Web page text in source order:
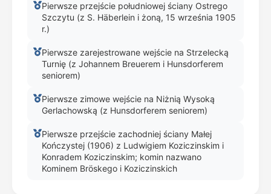
Pierwsze przejście południowej ściany Ostrego
Szczytu (z S. Häberlein i żoną, 15 września 1905
r.)
Pierwsze zarejestrowane wejście na Strzelecką
Turnię (z Johannem Breuerem i Hunsdorferem
seniorem)
Pierwsze zimowe wejście na Niżnią Wysoką
Gerlachowską (z Hunsdorferem seniorem)
Pierwsze przejście zachodniej ściany Małej
Kończystej (1906) z Ludwigiem Koziczinskim i
Konradem Koziczinskim; komin nazwano
Kominem Bröskego i Koziczinskich